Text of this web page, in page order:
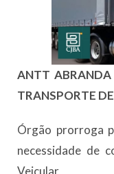
ANTT ABRANDA
TRANSPORTE
Órgão prorroga
necessidade de
Veicular